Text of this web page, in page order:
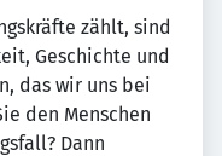
zählt, sind
Geschichte und
das wir uns bei
den Menschen
Dann